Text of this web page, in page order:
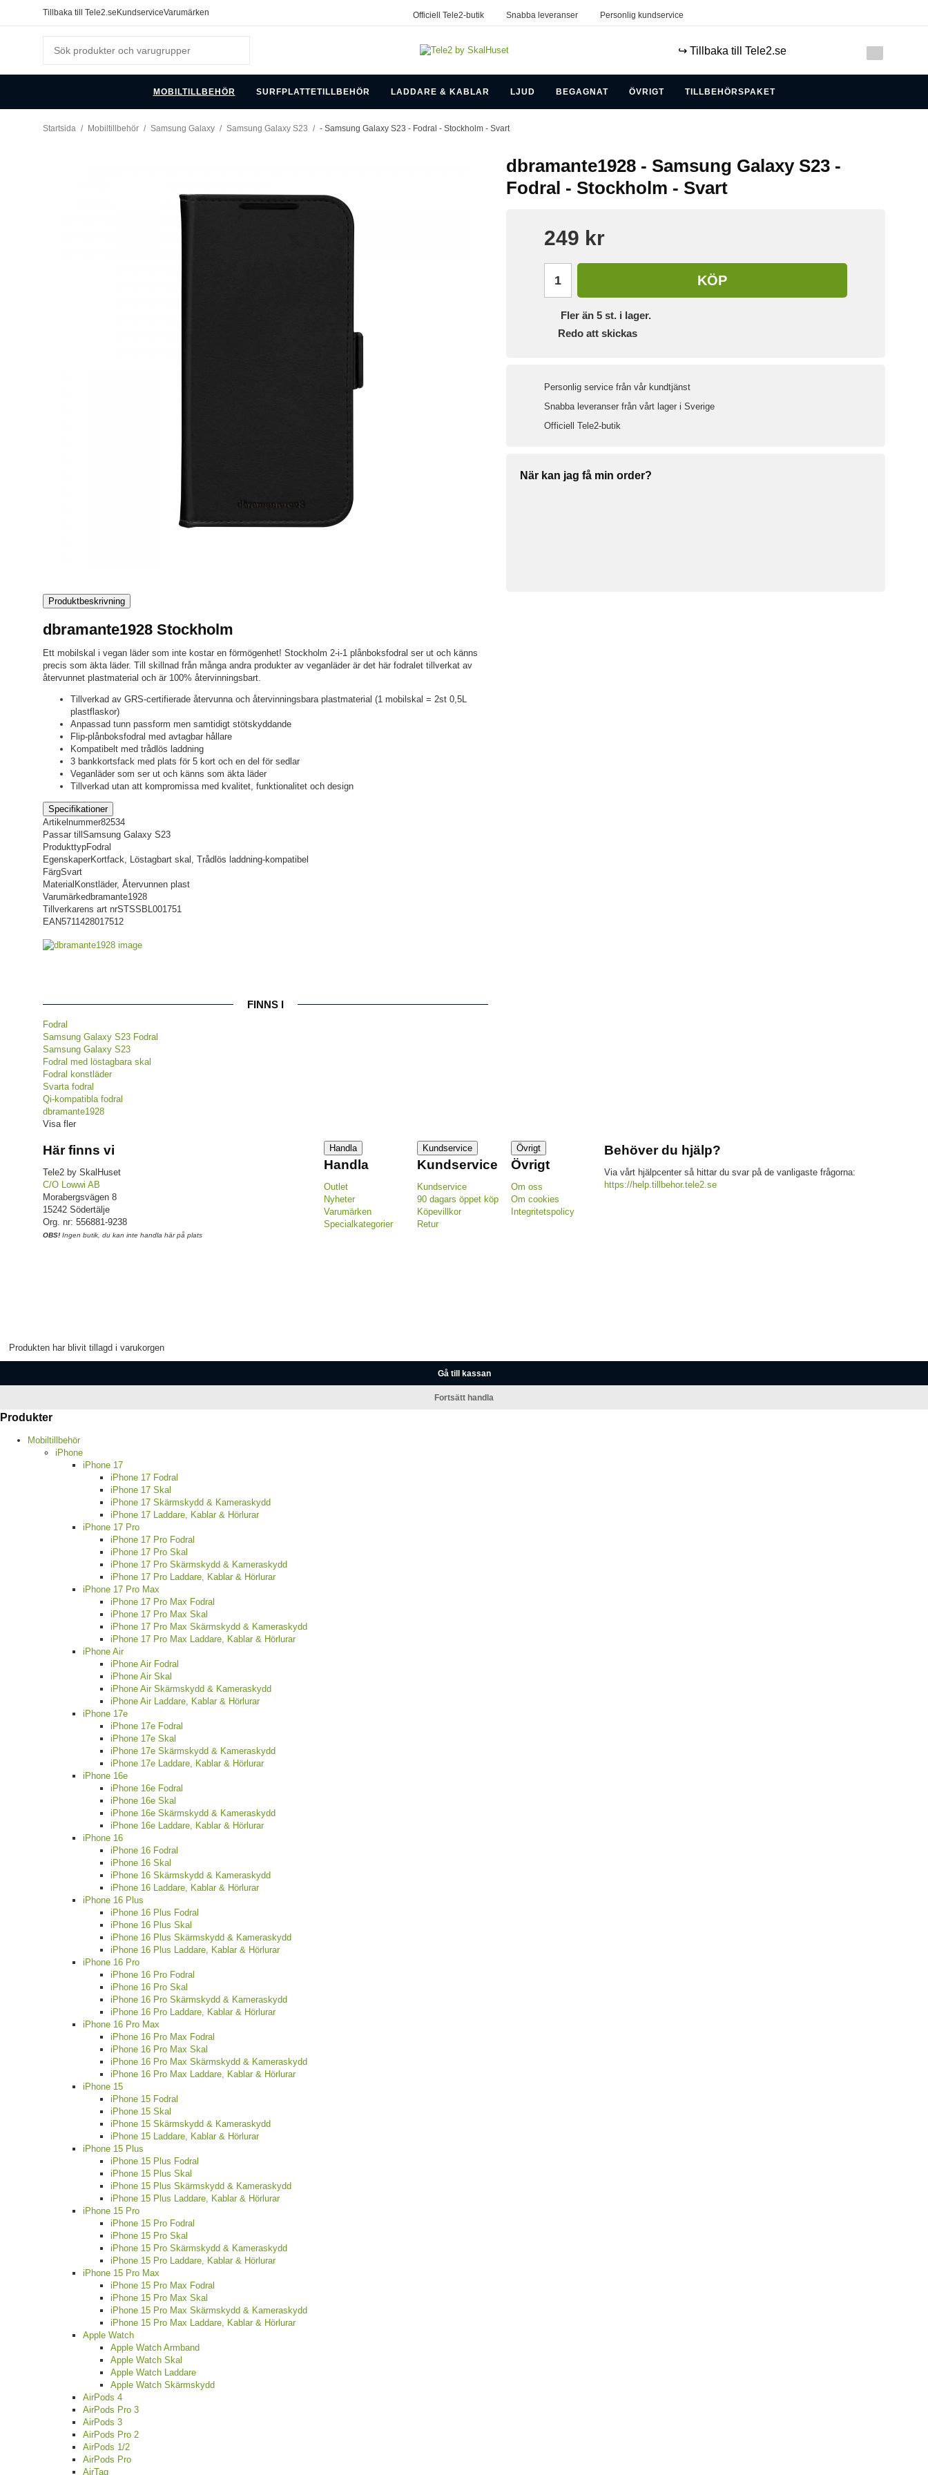
Tillbaka till Tele2.se KundserviceVarumärken Officiell Tele2-butik Snabba leveranser Personlig kundservice
↪️ Tillbaka till Tele2.se
MOBILTILLBEHÖR SURFPLATTETILLBEHÖR LADDARE & KABLAR LJUD BEGAGNAT ÖVRIGT TILLBEHÖRSPAKET
Startsida / Mobiltillbehör / Samsung Galaxy / Samsung Galaxy S23 / - Samsung Galaxy S23 - Fodral - Stockholm - Svart
dbramante1928 - Samsung Galaxy S23 -
Fodral - Stockholm - Svart
249 kr
KÖP
Fler än 5 st. i lager.
Redo att skickas
Personlig service från vår kundtjänst
Snabba leveranser från vårt lager i Sverige
Officiell Tele2-butik
När kan jag få min order?
Produktbeskrivning
dbramante1928 Stockholm
Ett mobilskal i vegan läder som inte kostar en förmögenhet! Stockholm 2-i-1 plånboksfodral ser ut och känns
precis som äkta läder. Till skillnad från många andra produkter av veganläder är det här fodralet tillverkat av
återvunnet plastmaterial och är 100% återvinningsbart.
Tillverkad av GRS-certifierade återvunna och återvinningsbara plastmaterial (1 mobilskal = 2st 0,5L
plastflaskor)
Anpassad tunn passform men samtidigt stötskyddande
Flip-plånboksfodral med avtagbar hållare
Kompatibelt med trådlös laddning
3 bankkortsfack med plats för 5 kort och en del för sedlar
Veganläder som ser ut och känns som äkta läder
Tillverkad utan att kompromissa med kvalitet, funktionalitet och design
Specifikationer
Artikelnummer82534
Passar till Samsung Galaxy S23
ProdukttypFodral
EgenskaperKortfack, Löstagbart skal, Trådlös laddning-kompatibel
FärgSvart
Material Konstläder, Återvunnen plast
Varumärkedbramante1928
Tillverkarens art nrSTSSBL001751
EAN5711428017512
FINNS I
Fodral
Samsung Galaxy S23 Fodral
Samsung Galaxy S23
Fodral med löstagbara skal
Fodral konstläder
Svarta fodral
Qi-kompatibla fodral
dbramante1928
Visa fler
Här finns vi
Tele2 by SkalHuset
C/O Lowwi AB
Morabergsvägen 8
15242 Södertälje
Org. nr: 556881-9238
OBS! Ingen butik, du kan inte handla här på plats
Handla
Handla
Outlet
Nyheter
Varumärken
Specialkategorier
Kundservice
Kundservice
Kundservice
90 dagars öppet köp
Köpevillkor
Retur
Övrigt
Övrigt
Om oss
Om cookies
Integritetspolicy
Behöver du hjälp?
Via vårt hjälpcenter så hittar du svar på de vanligaste frågorna:
https://help.tillbehor.tele2.se
Produkten har blivit tillagd i varukorgen
Gå till kassan
Fortsätt handla
Produkter
Mobiltillbehör
iPhone
iPhone 17
iPhone 17 Fodral
iPhone 17 Skal
iPhone 17 Skärmskydd & Kameraskydd
iPhone 17 Laddare, Kablar & Hörlurar
iPhone 17 Pro
iPhone 17 Pro Fodral
iPhone 17 Pro Skal
iPhone 17 Pro Skärmskydd & Kameraskydd
iPhone 17 Pro Laddare, Kablar & Hörlurar
iPhone 17 Pro Max
iPhone 17 Pro Max Fodral
iPhone 17 Pro Max Skal
iPhone 17 Pro Max Skärmskydd & Kameraskydd
iPhone 17 Pro Max Laddare, Kablar & Hörlurar
iPhone Air
iPhone Air Fodral
iPhone Air Skal
iPhone Air Skärmskydd & Kameraskydd
iPhone Air Laddare, Kablar & Hörlurar
iPhone 17e
iPhone 17e Fodral
iPhone 17e Skal
iPhone 17e Skärmskydd & Kameraskydd
iPhone 17e Laddare, Kablar & Hörlurar
iPhone 16e
iPhone 16e Fodral
iPhone 16e Skal
iPhone 16e Skärmskydd & Kameraskydd
iPhone 16e Laddare, Kablar & Hörlurar
iPhone 16
iPhone 16 Fodral
iPhone 16 Skal
iPhone 16 Skärmskydd & Kameraskydd
iPhone 16 Laddare, Kablar & Hörlurar
iPhone 16 Plus
iPhone 16 Plus Fodral
iPhone 16 Plus Skal
iPhone 16 Plus Skärmskydd & Kameraskydd
iPhone 16 Plus Laddare, Kablar & Hörlurar
iPhone 16 Pro
iPhone 16 Pro Fodral
iPhone 16 Pro Skal
iPhone 16 Pro Skärmskydd & Kameraskydd
iPhone 16 Pro Laddare, Kablar & Hörlurar
iPhone 16 Pro Max
iPhone 16 Pro Max Fodral
iPhone 16 Pro Max Skal
iPhone 16 Pro Max Skärmskydd & Kameraskydd
iPhone 16 Pro Max Laddare, Kablar & Hörlurar
iPhone 15
iPhone 15 Fodral
iPhone 15 Skal
iPhone 15 Skärmskydd & Kameraskydd
iPhone 15 Laddare, Kablar & Hörlurar
iPhone 15 Plus
iPhone 15 Plus Fodral
iPhone 15 Plus Skal
iPhone 15 Plus Skärmskydd & Kameraskydd
iPhone 15 Plus Laddare, Kablar & Hörlurar
iPhone 15 Pro
iPhone 15 Pro Fodral
iPhone 15 Pro Skal
iPhone 15 Pro Skärmskydd & Kameraskydd
iPhone 15 Pro Laddare, Kablar & Hörlurar
iPhone 15 Pro Max
iPhone 15 Pro Max Fodral
iPhone 15 Pro Max Skal
iPhone 15 Pro Max Skärmskydd & Kameraskydd
iPhone 15 Pro Max Laddare, Kablar & Hörlurar
Apple Watch
Apple Watch Armband
Apple Watch Skal
Apple Watch Laddare
Apple Watch Skärmskydd
AirPods 4
AirPods Pro 3
AirPods 3
AirPods Pro 2
AirPods 1/2
AirPods Pro
AirTag